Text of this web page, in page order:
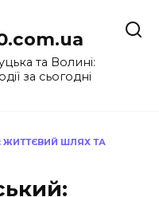
та Волині:
за сьогодні
ЖИТТЄВИЙ ШЛЯХ ТА